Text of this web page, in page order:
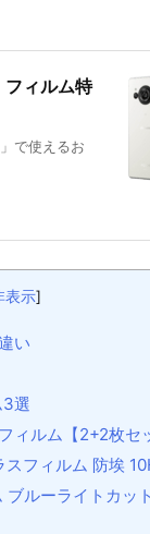
ィルム特
で使えるお
表示]
い
3選
ィルム【2+2枚セ
フィルム 防埃
ルーライトカット